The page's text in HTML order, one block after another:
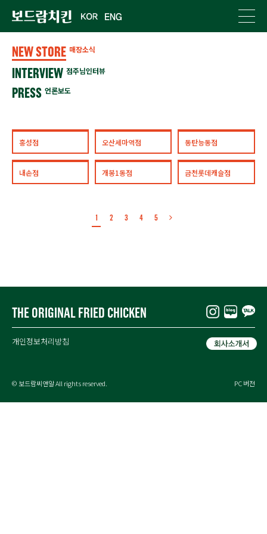
NEW STORE 매장소식
INTERVIEW 점주님인터뷰
PRESS 언론보도
홍성점 오산세마역점 동탄능동점
내손점 개봉1동점 금천롯데캐슬점
1 2 3 4 5
THE ORIGINAL FRIED CHICKEN
PC 버전
개인정보처리방침
© 보드람씨앤알 All rights reserved.